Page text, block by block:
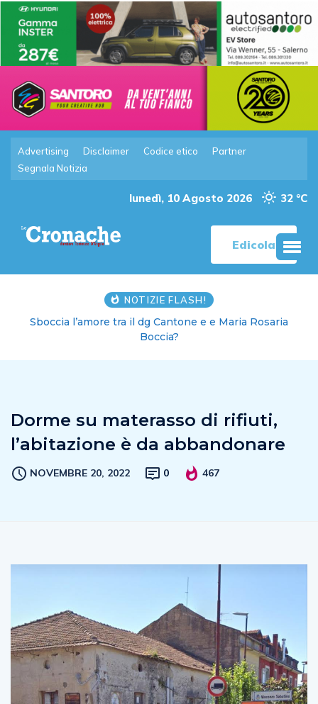
Advertising Disclaimer Codice etico
Partner
Segnala Notizia
lunedì, 10 Agosto 2026 32 °C
Edicola
NOTIZIE FLASH!
Sboccia l’amore tra il dg Cantone e e Maria Rosaria
Boccia?
Dorme su materasso di rifiuti,
l’abitazione è da abbandonare
NOVEMBRE 20, 2022 0 467